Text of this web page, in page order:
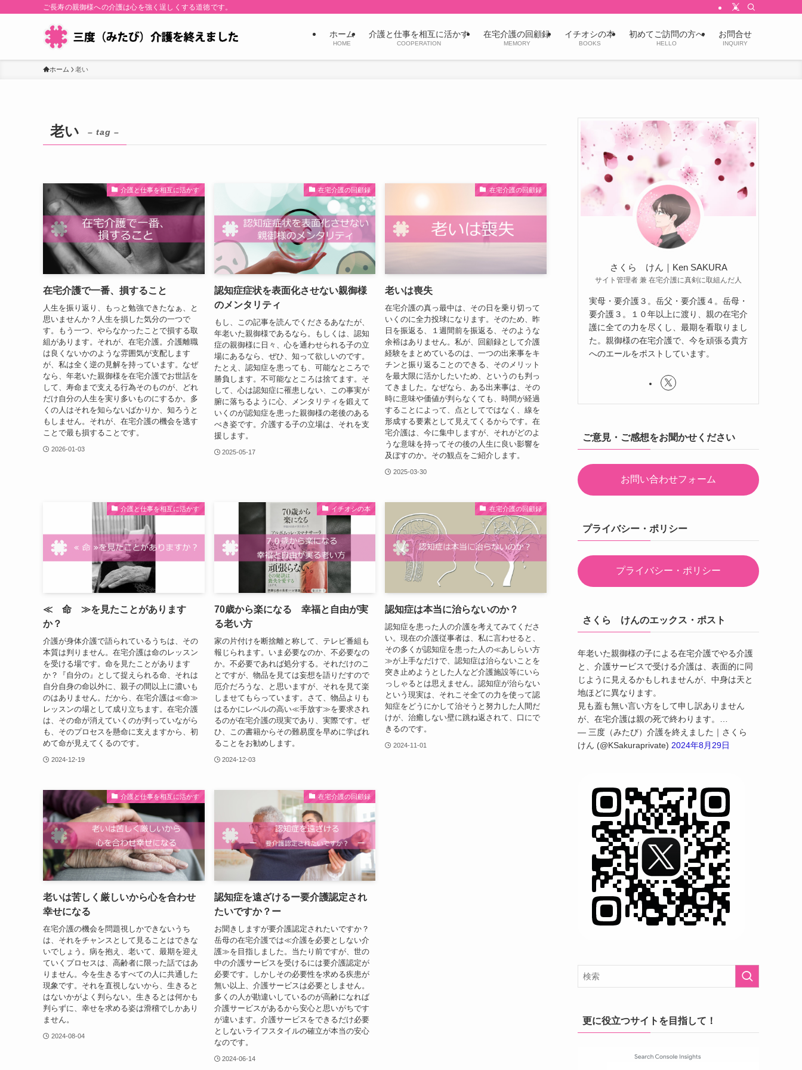
ご長寿の親御様への介護は心を強く逞しくする道徳です。
ホーム
HOME
介護と仕事を相互に活かす
COOPERATION
在宅介護の回顧録
MEMORY
イチオシの本
BOOKS
初めてご訪問の方へ
HELLO
お問合せ
INQUIRY
ホーム 老い
老い – tag –
介護と仕事を相互に活かす
在宅介護で一番、損すること
人生を振り返り、もっと勉強できたなぁ、と
思いませんか？人生を損した気分の一つで
す。もう一つ、やらなかったことで損する取
組があります。それが、在宅介護。介護離職
は良くないかのような雰囲気が支配します
が、私は全く逆の見解を持っています。なぜ
なら、年老いた親御様を在宅介護でお世話を
して、寿命まで支える行為そのものが、どれ
だけ自分の人生を実り多いものにするか。多
くの人はそれを知らないばかりか、知ろうと
もしません。それが、在宅介護の機会を逃す
ことで最も損することです。
2026-01-03
在宅介護の回顧録
認知症症状を表面化させない親御様
のメンタリティ
もし、この記事を読んでくださるあなたが、
年老いた親御様であるなら。もしくは、認知
症の親御様に日々、心を通わせられる子の立
場にあるなら、ぜひ、知って欲しいのです。
たとえ、認知症を患っても、可能なところで
勝負します。不可能なところは捨てます。そ
して、心は認知症に罹患しない、この事実が
腑に落ちるように心、メンタリティを鍛えて
いくのが認知症を患った親御様の老後のある
べき姿です。介護する子の立場は、それを支
援します。
2025-05-17
在宅介護の回顧録
老いは喪失
在宅介護の真っ最中は、その日を乗り切って
いくのに全力投球になります。そのため、昨
日を振返る、１週間前を振返る、そのような
余裕はありません。私が、回顧録として介護
経験をまとめているのは、一つの出来事をキ
チンと振り返ることのできる、そのメリット
を最大限に活かしたいため、というのも判っ
てきました。なぜなら、ある出来事は、その
時に意味や価値が判らなくても、時間が経過
することによって、点としてではなく、線を
形成する要素として見えてくるからです。在
宅介護は、今に集中しますが、それがどのよ
うな意味を持ってその後の人生に良い影響を
及ぼすのか。その観点をご紹介します。
2025-03-30
介護と仕事を相互に活かす
≪ 命 ≫を見たことがあります
か？
介護が身体介護で語られているうちは、その
本質は判りません。在宅介護は命のレッスン
を受ける場です。命を見たことがあります
か？『自分の』として捉えられる命、それは
自分自身の命以外に、親子の間以上に濃いも
のはありません。だから、在宅介護は≪命≫
レッスンの場として成り立ちます。在宅介護
は、その命が消えていくのが判っていながら
も、そのプロセスを懸命に支えますから、初
めて命が見えてくるのです。
2024-12-19
イチオシの本
70歳から楽になる 幸福と自由が実
る老い方
家の片付けを断捨離と称して、テレビ番組も
報じられます。いま必要なのか、不必要なの
か。不必要であれば処分する。それだけのこ
とですが、物品を見ては妄想を語りだすので
厄介だろうな、と思いますが、それを見て楽
しませてもらっています。さて、物品よりも
はるかにレベルの高い≪手放す≫を要求され
るのが在宅介護の現実であり、実際です。ぜ
ひ、この書籍からその難易度を早めに学ばれ
ることをお勧めします。
2024-12-03
在宅介護の回顧録
認知症は本当に治らないのか？
認知症を患った人の介護を考えてみてくださ
い。現在の介護従事者は、私に言わせると、
その多くが認知症を患った人の≪あしらい方
≫が上手なだけで、認知症は治らないことを
突き止めようとした人など介護施設等にいら
っしゃるとは思えません。認知症が治らない
という現実は、それこそ全ての力を使って認
知症をどうにかして治そうと努力した人間だ
けが、治癒しない壁に跳ね返されて、口にで
きるのです。
2024-11-01
介護と仕事を相互に活かす
老いは苦しく厳しいから心を合わせ
幸せになる
在宅介護の機会を問題視しかできないうち
は、それをチャンスとして見ることはできな
いでしょう。病を抱え、老いて、最期を迎え
ていくプロセスは、高齢者に限った話ではあ
りません。今を生きるすべての人に共通した
現象です。それを直視しないから、生きると
はないかがよく判らない。生きるとは何かも
判らずに、幸せを求める姿は滑稽でしかあり
ません。
2024-08-04
在宅介護の回顧録
認知症を遠ざけるー要介護認定され
たいですか？ー
お聞きしますが要介護認定されたいですか？
岳母の在宅介護では≪介護を必要としない介
護≫を目指しました。当たり前ですが、世の
中の介護サービスを受けるには要介護認定が
必要です。しかしその必要性を求める疾患が
無い以上、介護サービスは必要としません。
多くの人が勘違いしているのが高齢になれば
介護サービスがあるから安心と思いがちです
が違います。介護サービスをできるだけ必要
としないライフスタイルの確立が本当の安心
なのです。
2024-06-14
さくら けん｜Ken SAKURA
サイト管理者 兼 在宅介護に真剣に取組んだ人
実母・要介護３。岳父・要介護４。岳母・
要介護３。１０年以上に渡り、親の在宅介
護に全ての力を尽くし、最期を看取りまし
た。親御様の在宅介護で、今を頑張る貴方
へのエールをポストしています。
ご意見・ご感想をお聞かせください
お問い合わせフォーム
プライバシー・ポリシー
プライバシー・ポリシー
さくら けんのエックス・ポスト
年老いた親御様の子による在宅介護でやる介護
と、介護サービスで受ける介護は、表面的に同
じように見えるかもしれませんが、中身は天と
地ほどに異なります。
見も蓋も無い言い方をして申し訳ありません
が、在宅介護は親の死で終わります。…
— 三度（みたび）介護を終えました｜さくら
けん (@KSakuraprivate) 2024年8月29日
更に役立つサイトを目指して！